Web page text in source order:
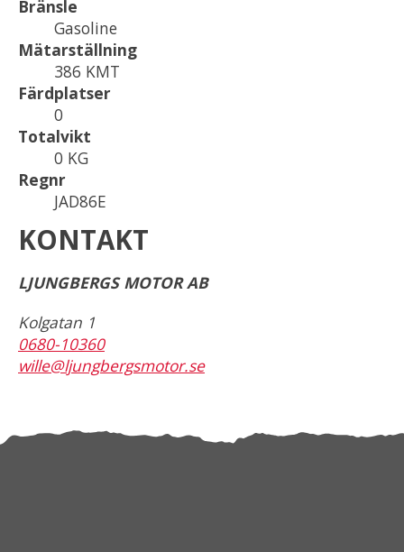
Bränsle
Gasoline
Mätarställning
386 KMT
Färdplatser
0
Totalvikt
0 KG
Regnr
JAD86E
KONTAKT
LJUNGBERGS MOTOR AB
Kolgatan 1
0680-10360
wille@ljungbergsmotor.se